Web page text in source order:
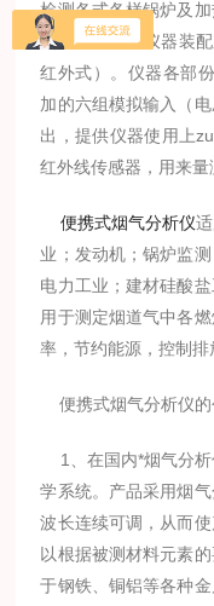
检测各式各样锅炉及
热采样管。此仪器装
红外式）。仪器各部
加的六组模拟输入（
出，提供仪器使用上
红外线传感器，用来量
便携式烟气分析仪
业；发动机；锅炉监
电力工业；建材硅酸
用于测定烟道气中各
率，节约能源，控制排
便携式烟气分析仪的
1、在国内*烟气分析
学系统。产品采用烟
波长连续可调，从而
以根据被测材料元素
于钢铁、铜铝等各种